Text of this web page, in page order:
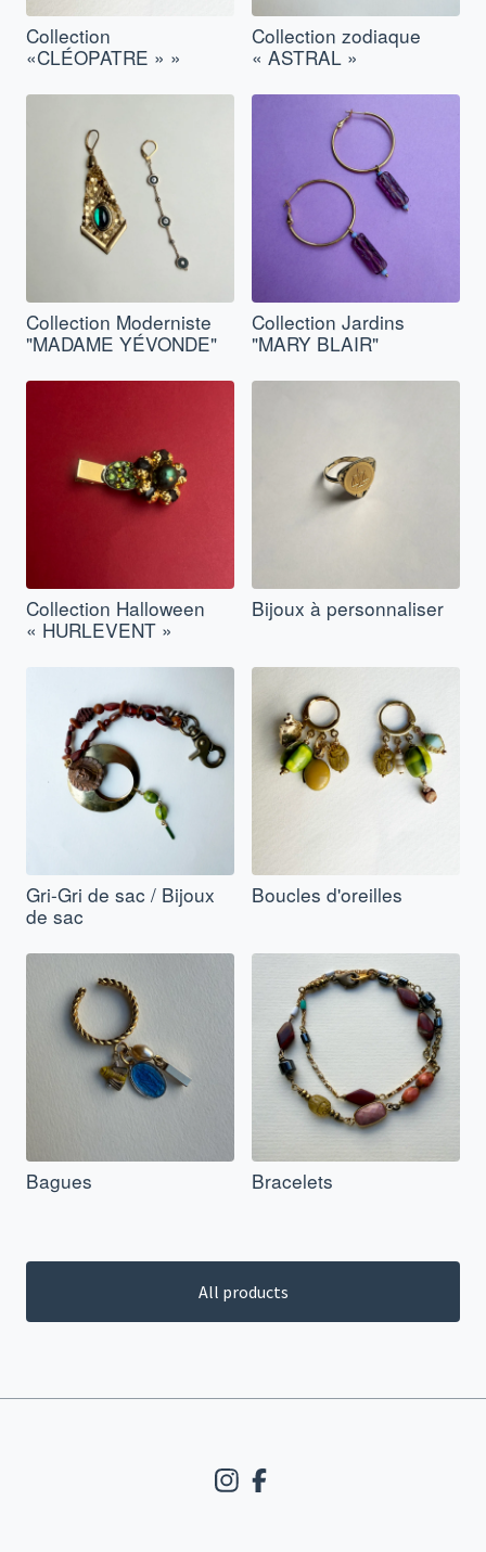
Collection
«CLÉOPATRE » »
Collection zodiaque
« ASTRAL »
Collection Moderniste
"MADAME YÉVONDE"
Collection Jardins
"MARY BLAIR"
Collection Halloween
« HURLEVENT »
Bijoux à personnaliser
Gri-Gri de sac / Bijoux
de sac
Boucles d'oreilles
Bagues Bracelets
All products